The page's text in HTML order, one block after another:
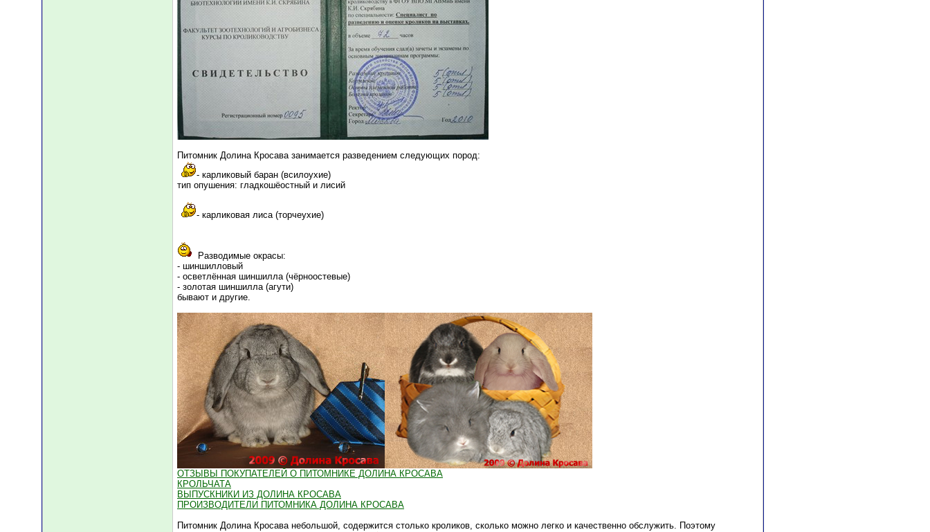
Питомник Долина Кросава занимается разведением следующих пород:
- карликовый баран (всилоухие)
тип опушения: гладкошёостный и лисий
- карликовая лиса (торчеухие)
Разводимые окрасы:
- шиншилловый
- осветлённая шиншилла (чёрноостевые)
- золотая шиншилла (агути)
бывают и другие.
ОТЗЫВЫ ПОКУПАТЕЛЕЙ О ПИТОМНИКЕ ДОЛИНА КРОСАВА
КРОЛЬЧАТА
ВЫПУСКНИКИ ИЗ ДОЛИНА КРОСАВА
ПРОИЗВОДИТЕЛИ ПИТОМНИКА ДОЛИНА КРОСАВА
Питомник Долина Кросава небольшой, содержится столько кроликов, сколько можно легко и качественно обслужить. Поэтому